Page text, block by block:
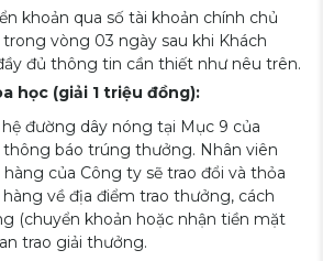
khoản qua số tài khoản chính chủ
vòng 03 ngày sau khi Khách
đủ thông tin cần thiết như nêu trên.
học (giải 1 triệu đồng):
đường dây nóng tại Mục 9 của
báo trúng thưởng. Nhân viên
của Công ty sẽ trao đổi và thỏa
về địa điểm trao thưởng, cách
(chuyển khoản hoặc nhận tiền mặt
trao giải thưởng.